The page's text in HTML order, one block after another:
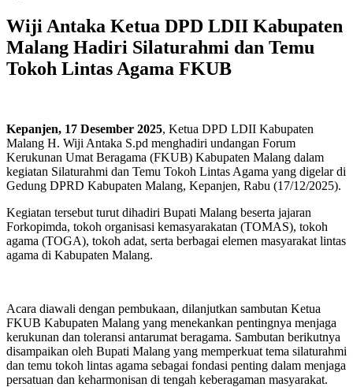
Wiji Antaka Ketua DPD LDII Kabupaten
Malang Hadiri Silaturahmi dan Temu
Tokoh Lintas Agama FKUB
Kepanjen, 17 Desember 2025, Ketua DPD LDII Kabupaten
Malang H. Wiji Antaka S.pd menghadiri undangan Forum
Kerukunan Umat Beragama (FKUB) Kabupaten Malang dalam
kegiatan Silaturahmi dan Temu Tokoh Lintas Agama yang digelar di
Gedung DPRD Kabupaten Malang, Kepanjen, Rabu (17/12/2025).
Kegiatan tersebut turut dihadiri Bupati Malang beserta jajaran
Forkopimda, tokoh organisasi kemasyarakatan (TOMAS), tokoh
agama (TOGA), tokoh adat, serta berbagai elemen masyarakat lintas
agama di Kabupaten Malang.
Acara diawali dengan pembukaan, dilanjutkan sambutan Ketua
FKUB Kabupaten Malang yang menekankan pentingnya menjaga
kerukunan dan toleransi antarumat beragama. Sambutan berikutnya
disampaikan oleh Bupati Malang yang memperkuat tema silaturahmi
dan temu tokoh lintas agama sebagai fondasi penting dalam menjaga
persatuan dan keharmonisan di tengah keberagaman masyarakat.